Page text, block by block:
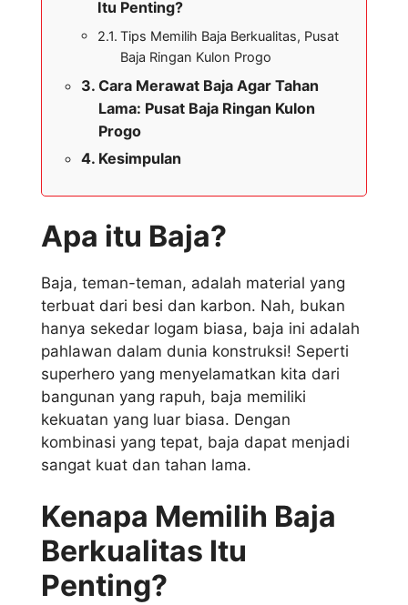
Itu Penting?
Tips Memilih Baja Berkualitas, Pusat
Baja Ringan Kulon Progo
Cara Merawat Baja Agar Tahan
Lama: Pusat Baja Ringan Kulon
Progo
Kesimpulan
Apa itu Baja?
Baja, teman-teman, adalah material yang
terbuat dari besi dan karbon. Nah, bukan
hanya sekedar logam biasa, baja ini adalah
pahlawan dalam dunia konstruksi! Seperti
superhero yang menyelamatkan kita dari
bangunan yang rapuh, baja memiliki
kekuatan yang luar biasa. Dengan
kombinasi yang tepat, baja dapat menjadi
sangat kuat dan tahan lama.
Kenapa Memilih Baja
Berkualitas Itu
Penting?